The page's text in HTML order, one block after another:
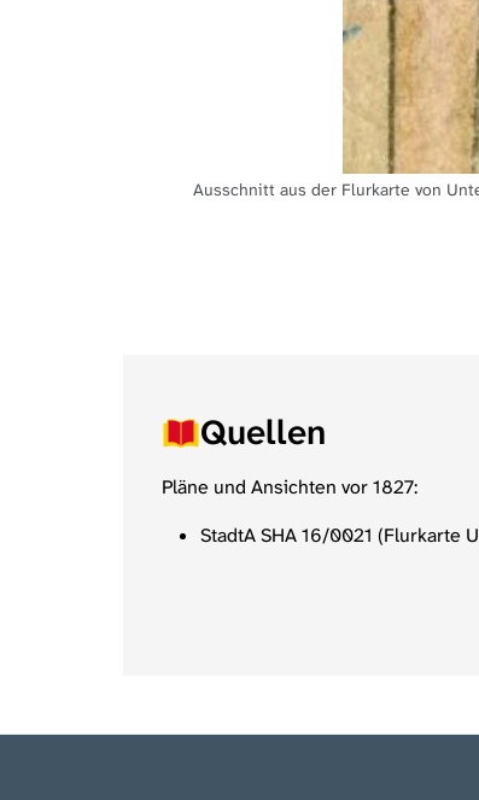
Ausschnitt aus der Flurkarte von
Quellen
Pläne und Ansichten vor 1827:
StadtA SHA 16/0021 (Flurkarte